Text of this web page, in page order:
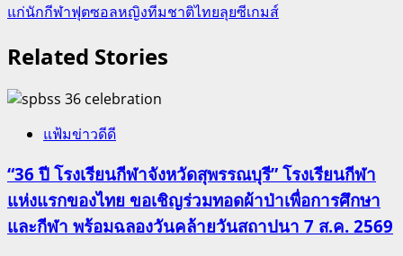
แก่นักกีฬาฟุตซอลหญิงทีมชาติไทยลุยซีเกมส์
Related Stories
แฟ้มข่าวดีดี
“36 ปี โรงเรียนกีฬาจังหวัดสุพรรณบุรี” โรงเรียนกีฬา
แห่งแรกของไทย ขอเชิญร่วมทอดผ้าป่าเพื่อการศึกษา
และกีฬา พร้อมฉลองวันคล้ายวันสถาปนา 7 ส.ค. 2569